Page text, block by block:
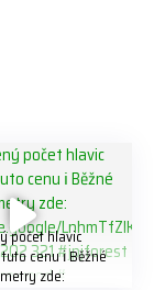
počet hlavic
cenu ℹ️ Běžné
zde: